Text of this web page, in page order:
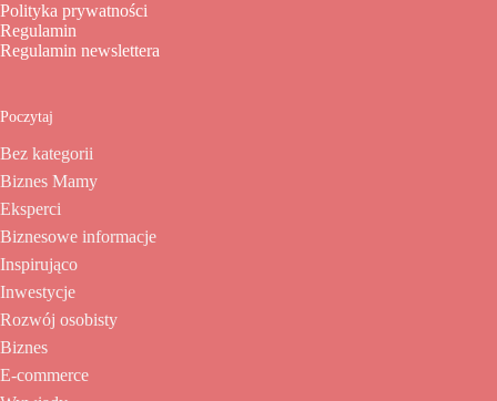
Polityka prywatności
Regulamin
Regulamin newslettera
Poczytaj
Bez kategorii
Biznes Mamy
Eksperci
Biznesowe informacje
Inspirująco
Inwestycje
Rozwój osobisty
Biznes
E-commerce